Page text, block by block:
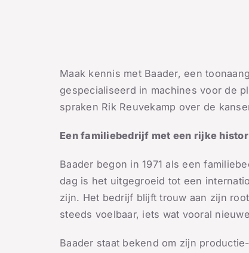
Maak kennis met Baader, een
gespecialiseerd in machines voor de
spraken Rik Reuvekamp over de
Een familiebedrijf met een rijke
Baader begon in 1971 als een
dag is het uitgegroeid tot een
zijn. Het bedrijf blijft trouw aan zijn
steeds voelbaar, iets wat vooral
Baader staat bekend om zijn